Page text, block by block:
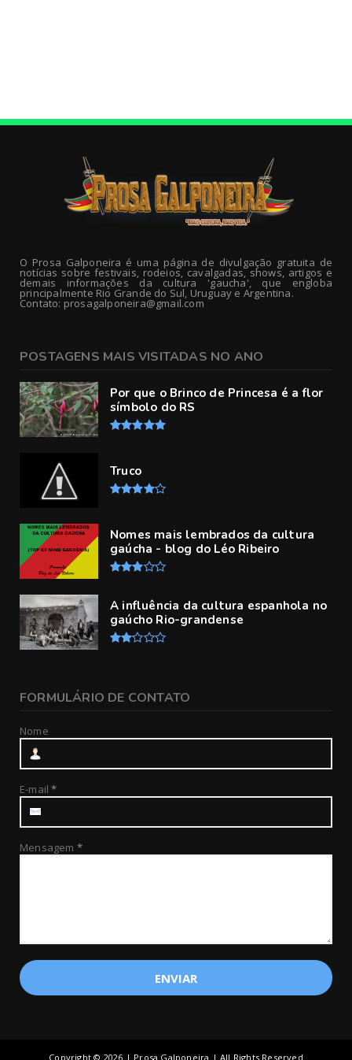
O Prosa Galponeira é uma página de divulgação gratuita de
notícias sobre festivais, rodeios, cavalgadas, shows, artigos e
demais informações da cultura 'gaucha', que engloba
principalmente Rio Grande do Sul, Uruguay e Argentina.
Contato: prosagalponeira@gmail.com
POSTAGENS MAIS VISITADAS NO ANO
Por que o Brinco de Princesa é a flor
símbolo do RS
Truco
Nomes mais lembrados da cultura
gaúcha - blog do Léo Ribeiro
A influência da cultura espanhola no
gaúcho Rio-grandense
FORMULÁRIO DE CONTATO
Nome
E-mail*
Mensagem *
Copyright © 2026 | Prosa Galponeira | All Rights Reserved